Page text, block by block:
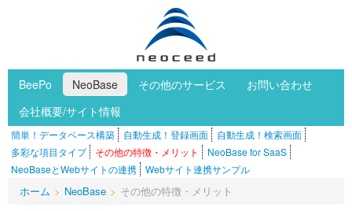
BeePo NeoBase その他のサービス
お問い合わせ
会社概要/サイト情報
簡単！データベース構築 自動生成！登録画面
自動生成！検索画面
多彩な項目タイプ
その他の特徴・メリット
NeoBase for SaaS
NeoBaseとWebサイトの連携
Webサイト連携サンプル
ホーム > NeoBase > その他の特徴・メリット